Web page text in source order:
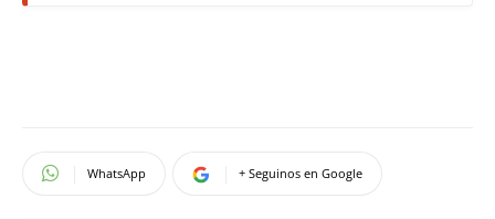
WhatsApp + Seguinos en Google